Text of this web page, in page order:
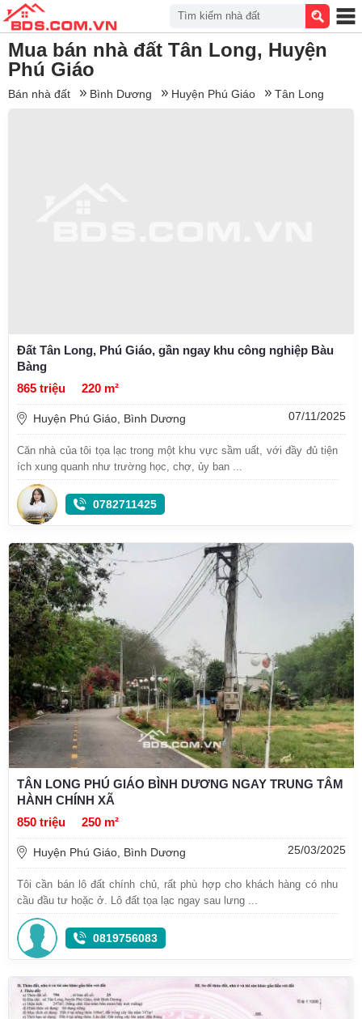
Mua bán nhà đất Tân Long, Huyện
Phú Giáo
Bán nhà đất Bình Dương Huyện Phú Giáo Tân Long
Đất Tân Long, Phú Giáo, gần ngay khu công nghiệp Bàu
Bàng
865 triệu
220 m²
Huyện Phú Giáo, Bình Dương 07/11/2025
Căn nhà của tôi tọa lạc trong một khu vực sầm uất, với đầy đủ tiện
ích xung quanh như trường học, chợ, ủy ban ...
0782711425
TÂN LONG PHÚ GIÁO BÌNH DƯƠNG NGAY TRUNG TÂM
HÀNH CHÍNH XÃ
850 triệu
250 m²
Huyện Phú Giáo, Bình Dương 25/03/2025
Tôi cần bán lô đất chính chủ, rất phù hợp cho khách hàng có nhu
cầu đầu tư hoặc ở. Lô đất tọa lạc ngay sau lưng ...
0819756083
Tìm kiếm nhà đất